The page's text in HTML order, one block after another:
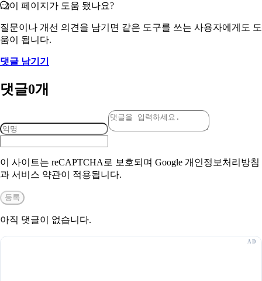
이 페이지가 도움 됐나요?
질문이나 개선 의견을 남기면 같은 도구를 쓰는 사용자에게도 도
움이 됩니다.
댓글 남기기
댓글0개
이 사이트는 reCAPTCHA로 보호되며 Google 개인정보처리방침
과 서비스 약관이 적용됩니다.
등록
아직 댓글이 없습니다.